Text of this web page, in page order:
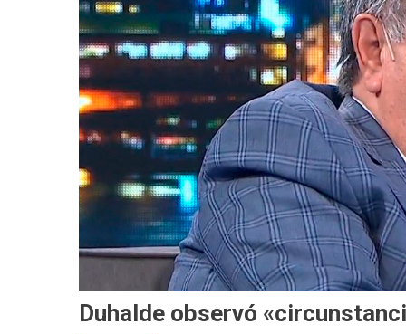
Duhalde observó